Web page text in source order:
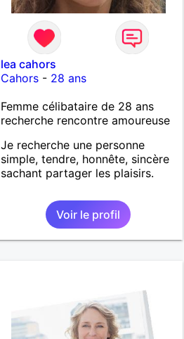
lea cahors
Cahors - 28 ans
Femme célibataire de 28 ans
recherche rencontre amoureuse
Je recherche une personne
simple, tendre, honnête, sincère
sachant partager les plaisirs.
Voir le profil